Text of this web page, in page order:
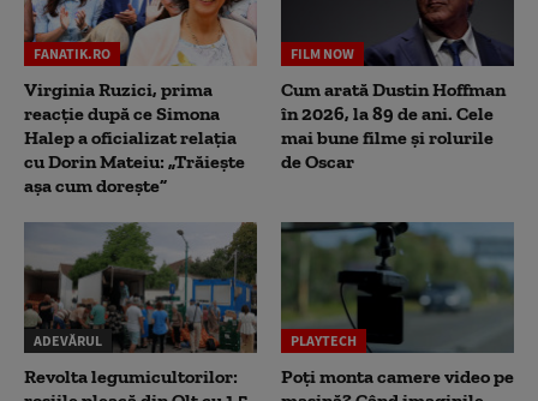
FANATIK.RO
Virginia Ruzici, prima
reacție după ce Simona
Halep a oficializat relația
cu Dorin Mateiu: „Trăiește
așa cum dorește”
FILM NOW
Cum arată Dustin Hoffman
în 2026, la 89 de ani. Cele
mai bune filme și rolurile
de Oscar
ADEVĂRUL
Revolta legumicultorilor:
PLAYTECH
Poți monta camere video pe